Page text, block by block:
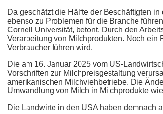
Da geschätzt die Hälfte der Beschäftigten
ebenso zu Problemen für die Branche
Cornell Universität, betont. Durch den
Verarbeitung von Milchprodukten. Noch ein
Verbraucher führen wird.
Die am 16. Januar 2025 vom US-
Vorschriften zur Milchpreisgestaltung
amerikanischen Milchviehbetriebe. Die
Umwandlung von Milch in Milchprodukte
Die Landwirte in den USA haben demnach